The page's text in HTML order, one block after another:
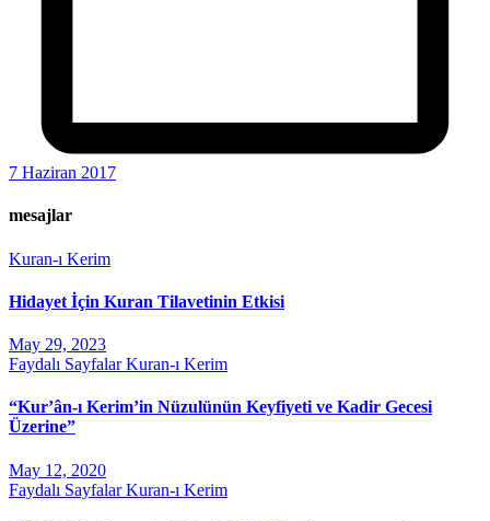
7 Haziran 2017
mesajlar
Kuran-ı Kerim
Hidayet İçin Kuran Tilavetinin Etkisi
May 29, 2023
Faydalı SayfalarKuran-ı Kerim
“Kur’ân-ı Kerim’in Nüzulünün Keyfiyeti ve Kadir Gecesi
Üzerine”
May 12, 2020
Faydalı SayfalarKuran-ı Kerim